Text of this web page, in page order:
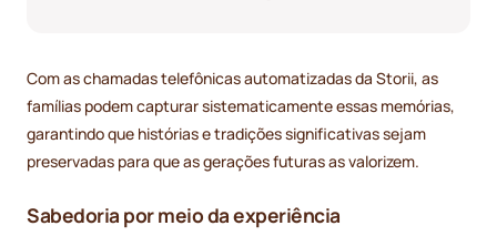
Com as chamadas telefônicas automatizadas da Storii, as
famílias podem capturar sistematicamente essas memórias,
garantindo que histórias e tradições significativas sejam
preservadas para que as gerações futuras as valorizem.
Sabedoria por meio da experiência